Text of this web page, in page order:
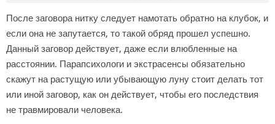
После заговора нитку следует намотать обратно на клубок, и
если она не запутается, то такой обряд прошел успешно.
Данный заговор действует, даже если влюбленные на
расстоянии. Парапсихологи и экстрасенсы обязательно
скажут на растущую или убывающую луну стоит делать тот
или иной заговор, как он действует, чтобы его последствия
не травмировали человека.